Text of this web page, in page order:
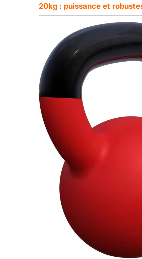
20kg : puissance et